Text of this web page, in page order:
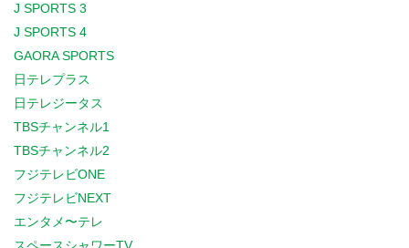
J SPORTS 3
J SPORTS 4
GAORA SPORTS
日テレプラス
日テレジータス
TBSチャンネル1
TBSチャンネル2
フジテレビONE
フジテレビNEXT
エンタメ〜テレ